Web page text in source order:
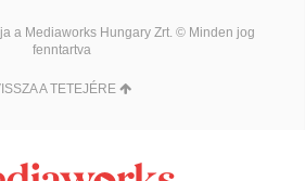
a Mediaworks Hungary Zrt. © Minden jog
fenntartva
A TETEJÉRE